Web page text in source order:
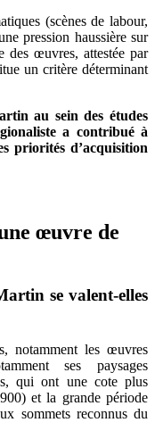
(scènes de labour,
pression haussière sur
des œuvres, attestée par
un critère déterminant
au sein des études
a contribué à
priorités d’acquisition
œuvre de
se valent-elles
notamment les œuvres
ses paysages
qui ont une cote plus
et la grande période
sommets reconnus du